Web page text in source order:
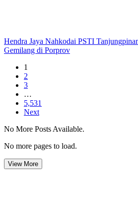
Hendra Jaya Nahkodai PSTI
Gemilang di Porprov
1
2
3
…
5,531
Next
No More Posts Available.
No more pages to load.
View More